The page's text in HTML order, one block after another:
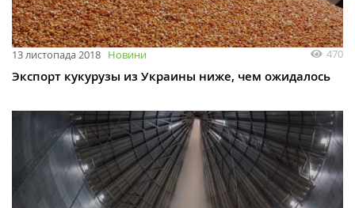
13 листопада 2018 Новини 470
Экспорт кукурузы из Украины ниже, чем ожидалось